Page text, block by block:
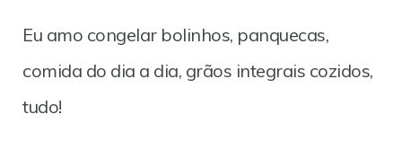
Eu amo congelar bolinhos, panquecas,
comida do dia a dia, grãos integrais cozidos,
tudo!